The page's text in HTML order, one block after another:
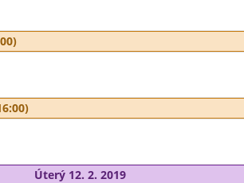
Úterý 12. 2. 2019